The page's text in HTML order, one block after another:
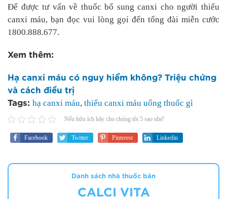
Để được tư vấn về thuốc bổ sung canxi cho người thiếu
canxi máu, bạn đọc vui lòng gọi đến tổng đài miễn cước
1800.888.677.
Xem thêm:
Hạ canxi máu có nguy hiểm không? Triệu chứng
và cách điều trị
Tags: hạ canxi máu, thiếu canxi máu uống thuốc gì
Nếu hữu ích hãy cho chúng tôi 5 sao nhé!
Facebook Twitter Pinterest Linkedin
Danh sách nhà thuốc bán
CALCI VITA